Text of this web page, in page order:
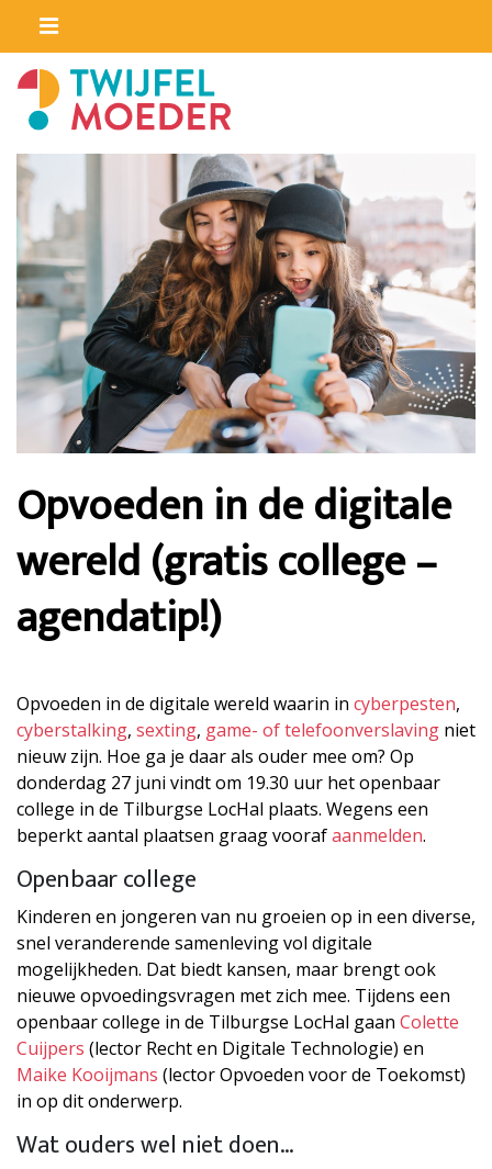
Opvoeden in de digitale
wereld (gratis college –
agendatip!)
Opvoeden in de digitale wereld waarin in cyberpesten,
cyberstalking, sexting, game- of telefoonverslaving niet
nieuw zijn. Hoe ga je daar als ouder mee om? Op
donderdag 27 juni vindt om 19.30 uur het openbaar
college in de Tilburgse LocHal plaats. Wegens een
beperkt aantal plaatsen graag voorafaanmelden.
Openbaar college
Kinderen en jongeren van nu groeien op in een diverse,
snel veranderende samenleving vol digitale
mogelijkheden. Dat biedt kansen, maar brengt ook
nieuwe opvoedingsvragen met zich mee. Tijdens een
openbaar college in de Tilburgse LocHal gaan Colette
Cuijpers (lector Recht en Digitale Technologie) en
Maike Kooijmans (lector Opvoeden voor de Toekomst)
in op dit onderwerp.
Wat ouders wel niet doen…